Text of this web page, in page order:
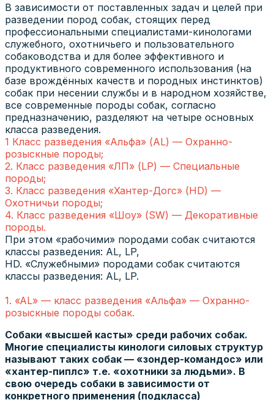
В зависимости от поставленных задач и целей при
разведении пород собак, стоящих перед
профессиональными специалистами-кинологами
служебного, охотничьего и пользовательного
собаководства и для более эффективного и
продуктивного современного использования (на
базе врождённых качеств и породных инстинктов)
собак при несении службы и в народном хозяйстве,
все современные породы собак, согласно
предназначению, разделяют на четыре основных
класса разведения.
1 Класс разведения «Альфа» (AL) — Охранно-
розыскные породы;
2. Класс разведения «ЛП» (LP) — Специальные
породы;
3. Класс разведения «Хантер-Догс» (HD) —
Охотничьи породы;
4. Класс разведения «Шоу» (SW) — Декоративные
породы.
При этом «рабочими» породами собак считаются
классы разведения: AL, LP,
HD. «Служебными» породами собак считаются
классы разведения: AL, LP.
1. «AL» — класс разведения «Альфа» — Охранно-
розыскные породы собак.
Собаки «высшей касты» среди рабочих собак.
Многие специалисты кинологи силовых структур
называют таких собак — «зондер-командос» или
«хантер-пиплс» т.е. «охотники за людьми». В
свою очередь собаки в зависимости от
конкретного применения (подкласса)